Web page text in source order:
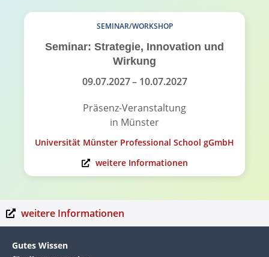
SEMINAR/WORKSHOP
Seminar: Strategie, Innovation und
Wirkung
09.07.2027– 10.07.2027
Präsenz-Veranstaltung
in Münster
Universität Münster Professional School gGmbH
weitere Informationen
weitere Informationen
Gutes Wissen